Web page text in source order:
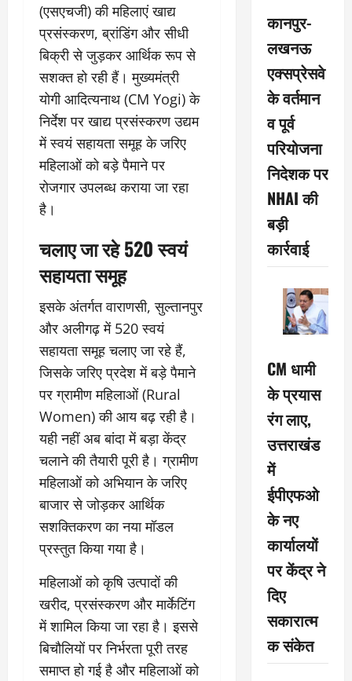
(एसएचजी) की महिलाएं खाद्य
प्रसंस्करण, ब्रांडिंग और सीधी
बिक्री से जुड़कर आर्थिक रूप से
सशक्त हो रही हैं। मुख्यमंत्री
योगी आदित्यनाथ (CM Yogi) के
निर्देश पर खाद्य प्रसंस्करण उद्यम
में स्वयं सहायता समूह के जरिए
महिलाओं को बड़े पैमाने पर
रोजगार उपलब्ध कराया जा रहा
है।
चलाए जा रहे 520 स्वयं
सहायता समूह
इसके अंतर्गत वाराणसी, सुल्तानपुर
और अलीगढ़ में 520 स्वयं
सहायता समूह चलाए जा रहे हैं,
जिसके जरिए प्रदेश में बड़े पैमाने
पर ग्रामीण महिलाओं (Rural
Women) की आय बढ़ रही है।
यही नहीं अब बांदा में बड़ा केंद्र
चलाने की तैयारी पूरी है। ग्रामीण
महिलाओं को अभियान के जरिए
बाजार से जोड़कर आर्थिक
सशक्तिकरण का नया मॉडल
प्रस्तुत किया गया है।
महिलाओं को कृषि उत्पादों की
खरीद, प्रसंस्करण और मार्केटिंग
में शामिल किया जा रहा है। इससे
बिचौलियों पर निर्भरता पूरी तरह
समाप्त हो गई है और महिलाओं को
कानपुर-
लखनऊ
एक्सप्रेसवे
के वर्तमान
व पूर्व
परियोजना
निदेशक पर
NHAI की
बड़ी
कार्रवाई
CM धामी
के प्रयास
रंग लाए,
उत्तराखंड
में
ईपीएफओ
के नए
कार्यालयों
पर केंद्र ने
दिए
सकारात्म
क संकेत